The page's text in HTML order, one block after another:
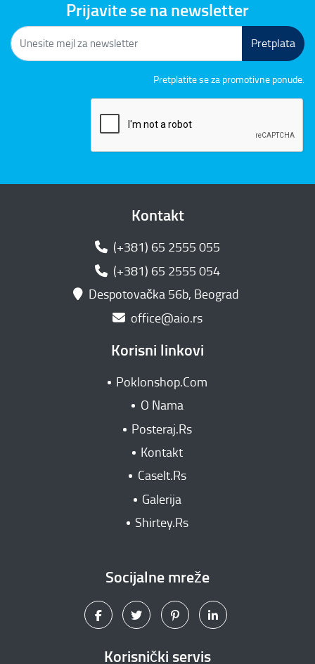
Prijavite se na newsletter
Pretplata
Pretplatite se za promotivne ponude.
Kontakt
(+381) 65 2555 055
(+381) 65 2555 054
Despotovačka 56b, Beograd
office@aio.rs
Korisni linkovi
Poklonshop.Com
O Nama
Posteraj.Rs
Kontakt
CaseIt.Rs
Galerija
Shirtey.Rs
Socijalne mreže
Korisnički servis